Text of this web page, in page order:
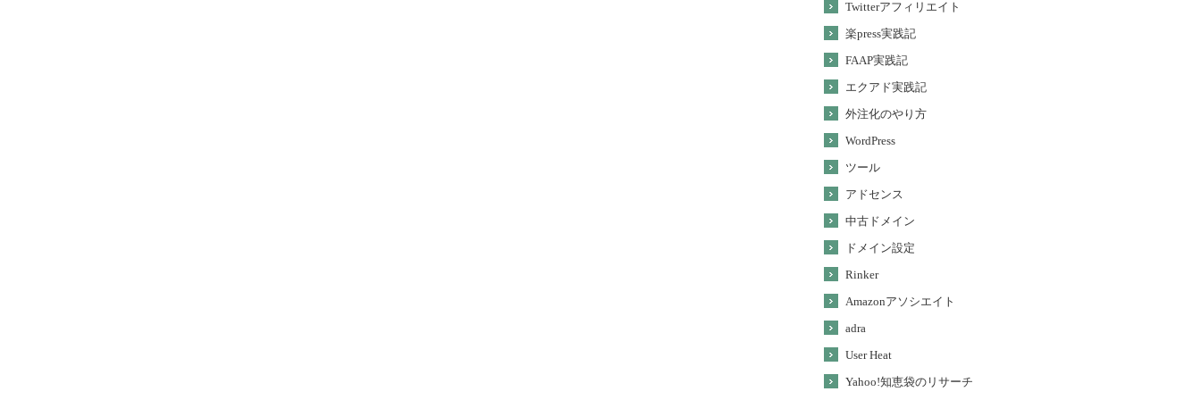
Twitterアフィリエイト
楽press実践記
FAAP実践記
エクアド実践記
外注化のやり方
WordPress
ツール
アドセンス
中古ドメイン
ドメイン設定
Rinker
Amazonアソシエイト
adra
User Heat
Yahoo!知恵袋のリサーチ